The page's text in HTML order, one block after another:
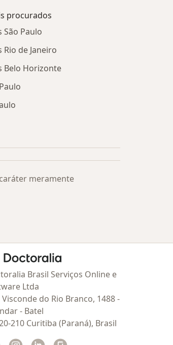
procurados
São Paulo
de Janeiro
Belo Horizonte
meramente
- Homepage
Brasil Serviços Online e
Ltda
Visconde do Rio Branco, 1488 -
- Batel
210 Curitiba (Paraná), Brasil